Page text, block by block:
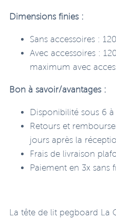
Dimensions finies :
Sans accessoires :
Avec accessoires :
maximum avec
Bon à savoir/avantages :
Disponibilité sous 6
Retours et
jours après la
Frais de livraison
Paiement en 3x sans
La tête de lit pegboard La